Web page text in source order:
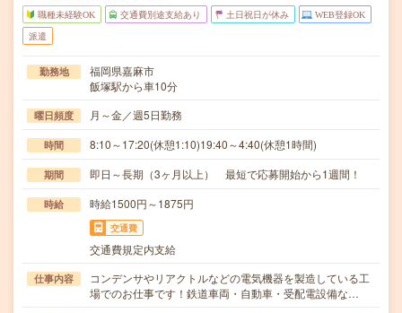
職種未経験OK 交通費別途支給あり 土日祝日が休み WEB登録OK
派遣
勤務地
福岡県嘉麻市
飯塚駅から車10分
曜日頻度 月～金／週5日勤務
時間 8:10～17:20(休憩1:10)19:40～4:40(休憩1時間)
期間 即日～長期（3ヶ月以上） 最短で応募開始から1週間！
時給 時給1500円～1875円
交通費
交通費規定内支給
仕事内容
コンデンサやリアクトルなどの電気機器を製造している工
場でのお仕事です！鉄道車両・自動車・受配電設備な…